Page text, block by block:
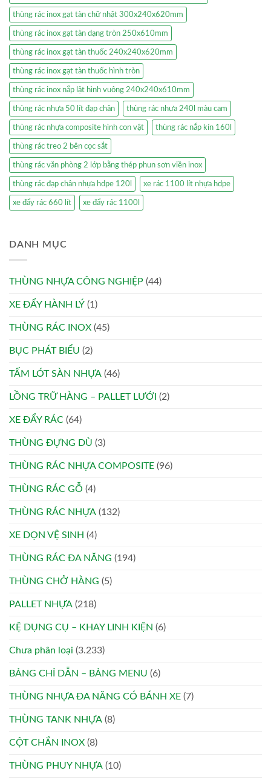
thùng rác inox gạt tàn chữ nhật 300x240x620mm
thùng rác inox gạt tàn dạng tròn 250x610mm
thùng rác inox gạt tàn thuốc 240x240x620mm
thùng rác inox gạt tàn thuốc hình tròn
thùng rác inox nắp lật hình vuông 240x240x610mm
thùng rác nhựa 50 lít đạp chân thùng rác nhựa 240l màu cam
thùng rác nhựa composite hình con vật thùng rác nắp kín 160l
thùng rác treo 2 bên cọc sắt
thùng rác văn phòng 2 lớp bằng thép phun sơn viền inox
thùng rác đạp chân nhựa hdpe 120l xe rác 1100 lít nhựa hdpe
xe đẩy rác 660 lít xe đẩy rác 1100l
DANH MỤC
THÙNG NHỰA CÔNG NGHIỆP (44)
XE ĐẨY HÀNH LÝ (1)
THÙNG RÁC INOX (45)
BỤC PHÁT BIỂU (2)
TẤM LÓT SÀN NHỰA (46)
LỒNG TRỮ HÀNG – PALLET LƯỚI (2)
XE ĐẨY RÁC (64)
THÙNG ĐỰNG DÙ (3)
THÙNG RÁC NHỰA COMPOSITE (96)
THÙNG RÁC GỖ (4)
THÙNG RÁC NHỰA (132)
XE DỌN VỆ SINH (4)
THÙNG RÁC ĐA NĂNG (194)
THÙNG CHỞ HÀNG (5)
PALLET NHỰA (218)
KỆ DỤNG CỤ – KHAY LINH KIỆN (6)
Chưa phân loại (3.233)
BẢNG CHỈ DẪN – BẢNG MENU (6)
THÙNG NHỰA ĐA NĂNG CÓ BÁNH XE (7)
THÙNG TANK NHỰA (8)
CỘT CHẮN INOX (8)
THÙNG PHUY NHỰA (10)